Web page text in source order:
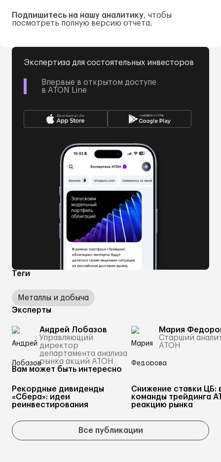
Теги
Металлы и добыча
Эксперты
Андрей Лобазов
Управляющий
директор
департамента анализа
рынка акций АТОН
Мария
Старший
АТОН
Подпишитесь на нашу аналитику, чтобы
посмотреть полную версию отчета.
Экспертиза для состоятельных инвесторов
Впервые в открытом доступе
в ATON Line
Вам может быть интересно
Рекордные дивиденды
«Сбера»: идеи
реинвестирования
Снижение ставки ЦБ:
команды трейдинга
реакцию рынка
Все публикации